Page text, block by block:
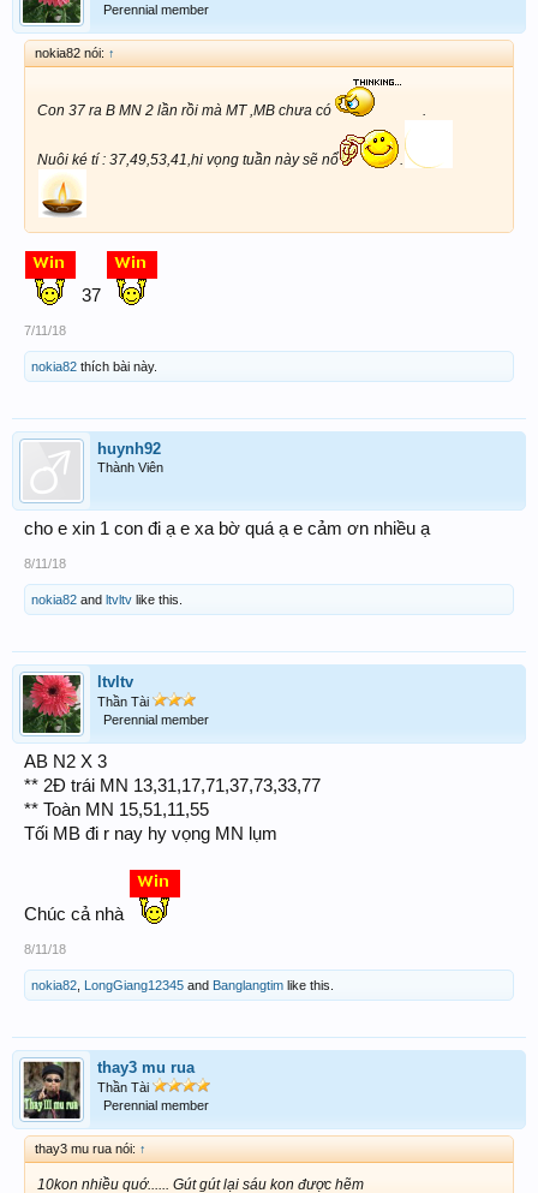
Perennial member
nokia82 nói: ↑
Con 37 ra B MN 2 lần rồi mà MT ,MB chưa có .
Nuôi ké tí : 37,49,53,41,hi vọng tuần này sẽ nổ .
37
7/11/18
nokia82 thích bài này.
huynh92
Thành Viên
cho e xin 1 con đi ạ e xa bờ quá ạ e cảm ơn nhiều ạ
8/11/18
nokia82 and ltvltv like this.
ltvltv
Thần Tài
Perennial member
AB N2 X 3
** 2Đ trái MN 13,31,17,71,37,73,33,77
** Toàn MN 15,51,11,55
Tối MB đi r nay hy vọng MN lụm
Chúc cả nhà
8/11/18
nokia82 LongGiang12345 and Banglangtim like this.
thay3 mu rua
Thần Tài
Perennial member
thay3 mu rua nói: ↑
10kon nhiều quớ...... Gút gút lại sáu kon được hẽm